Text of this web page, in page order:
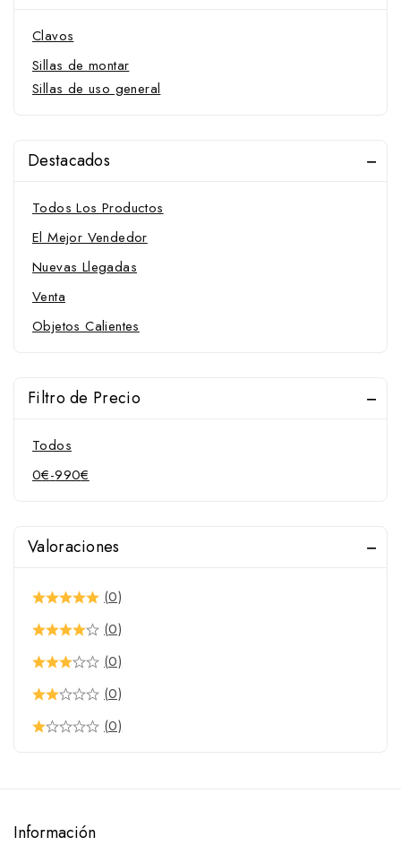
Clavos
Sillas de montar
Sillas de uso general
Destacados
Todos Los Productos
El Mejor Vendedor
Nuevas Llegadas
Venta
Objetos Calientes
Filtro de Precio
Todos
0€-990€
Valoraciones
(0)
(0)
(0)
(0)
(0)
Información